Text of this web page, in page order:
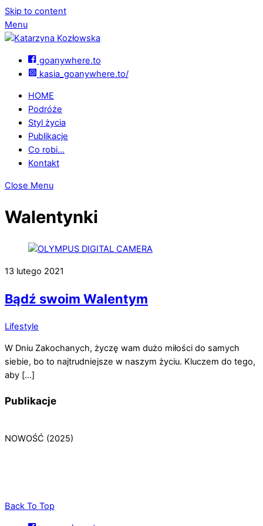
Skip to content
Menu
goanywhere.to
kasia_goanywhere.to/
HOME
Podróże
Styl życia
Publikacje
Co robi…
Kontakt
Close Menu
Walentynki
13 lutego 2021
Bądź swoim Walentym
Lifestyle
W Dniu Zakochanych, życzę wam dużo miłości do samych
siebie, bo to najtrudniejsze w naszym życiu. Kluczem do tego,
aby […]
Publikacje
NOWOŚĆ (2025)
Back To Top